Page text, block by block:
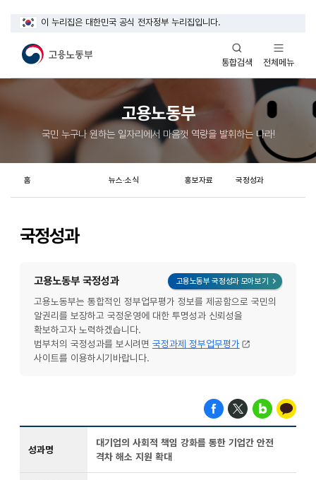
이 누리집은 대한민국 공식 전자정부 누리집입니다.
통합검색
열기
전체메뉴
열기
고용노동부
국민 누구나 원하는 일자리에서 마음껏 역량을 발휘하는 나라!
국정성과
홈 뉴스·소식 홍보자료 국정성과
고용노동부 국정성과
고용노동부는 통합적인 정부업무평가 정보를 제공함으로 국민의
알권리를 보장하고 국정운영에 대한 투명성과 신뢰성을
확보하고자 노력하겠습니다.
범부처의 국정성과를 보시려면 국정과제 정부업무평가
사이트를 이용하시기바랍니다.
레이어 화면
고용노동부 국정성과 모아보기
성과명
대기업의 사회적 책임 강화를 통한 기업간 안전
격차 해소 지원 확대